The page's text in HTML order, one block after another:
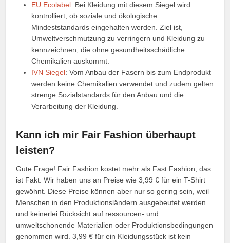
EU Ecolabel: Bei Kleidung mit diesem Siegel wird
kontrolliert, ob soziale und ökologische
Mindeststandards eingehalten werden. Ziel ist,
Umweltverschmutzung zu verringern und Kleidung zu
kennzeichnen, die ohne gesundheitsschädliche
Chemikalien auskommt.
IVN Siegel: Vom Anbau der Fasern bis zum Endprodukt
werden keine Chemikalien verwendet und zudem gelten
strenge Sozialstandards für den Anbau und die
Verarbeitung der Kleidung.
Kann ich mir Fair Fashion überhaupt
leisten?
Gute Frage! Fair Fashion kostet mehr als Fast Fashion, das
ist Fakt. Wir haben uns an Preise wie 3,99 € für ein T-Shirt
gewöhnt. Diese Preise können aber nur so gering sein, weil
Menschen in den Produktionsländern ausgebeutet werden
und keinerlei Rücksicht auf ressourcen- und
umweltschonende Materialien oder Produktionsbedingungen
genommen wird. 3,99 € für ein Kleidungsstück ist kein